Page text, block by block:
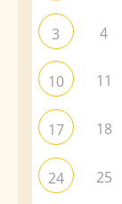
3 4
10 11
17 18
24 25